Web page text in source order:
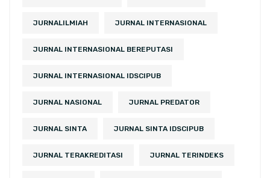
JURNALILMIAH JURNAL INTERNASIONAL
JURNAL INTERNASIONAL BEREPUTASI
JURNAL INTERNASIONAL IDSCIPUB
JURNAL NASIONAL JURNAL PREDATOR
JURNAL SINTA JURNAL SINTA IDSCIPUB
JURNAL TERAKREDITASI JURNAL TERINDEKS